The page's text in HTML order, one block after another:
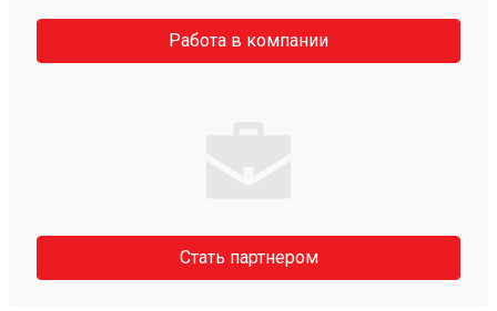
Работа в компании
Стать партнером